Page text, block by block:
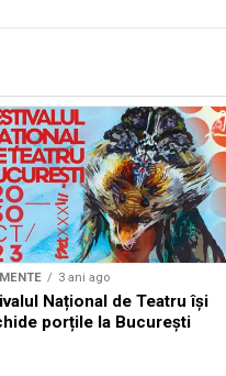
3 ani ago
Național de Teatru își
porțile la București